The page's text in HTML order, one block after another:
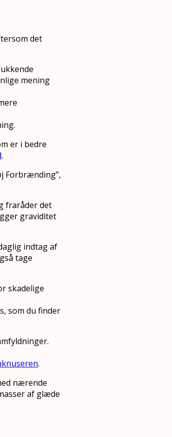
det
mening
er i bedre
.
Forbrænding”,
fraråder det
graviditet
indtag af
tage
skadelige
som du finder
.
nærende
af glæde